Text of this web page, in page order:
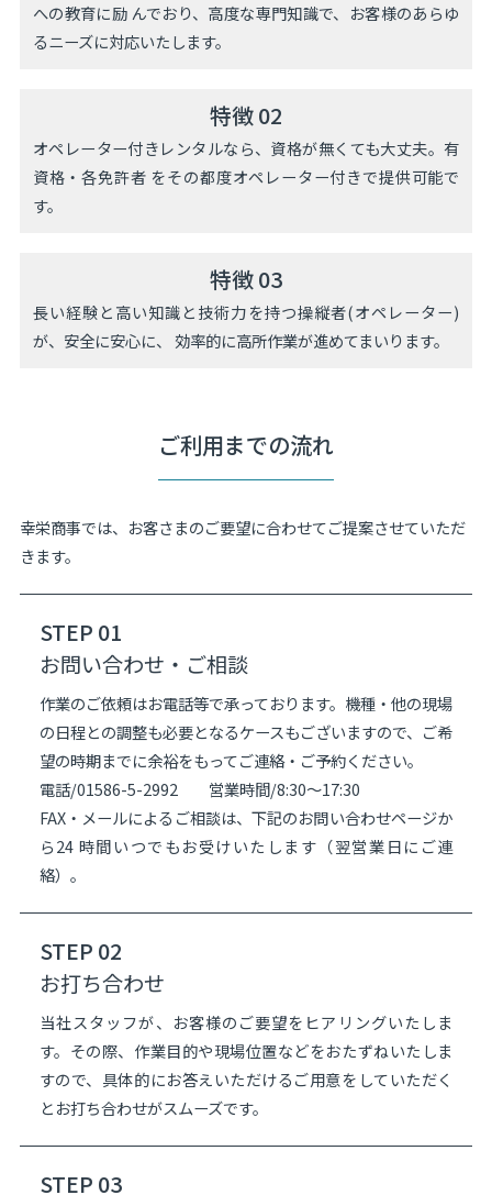
への教育に励 んでおり、高度な専門知識で、お客様のあらゆ
るニーズに対応いたします。
特徴 02
オペレーター付きレンタルなら、資格が無くても大丈夫。有
資格・各免許者 をその都度オペレーター付きで提供可能で
す。
特徴 03
長い経験と高い知識と技術力を持つ操縦者(オペレーター)
が、安全に安心に、 効率的に高所作業が進めてまいります。
ご利用までの流れ
幸栄商事では、お客さまのご要望に合わせてご提案させていただ
きます。
STEP 01
お問い合わせ・ご相談
作業のご依頼はお電話等で承っております。機種・他の現場
の日程との調整も必要となるケースもございますので、ご希
望の時期までに余裕をもってご連絡・ご予約ください。
電話/01586-5-2992 営業時間/8:30～17:30
FAX・メールによるご相談は、下記のお問い合わせページか
ら24 時間いつでもお受けいたします（翌営業日にご連
絡）。
STEP 02
お打ち合わせ
当社スタッフが、お客様のご要望をヒアリングいたしま
す。その際、作業目的や現場位置などをおたずねいたしま
すので、具体的にお答えいただけるご用意をしていただく
とお打ち合わせがスムーズです。
STEP 03